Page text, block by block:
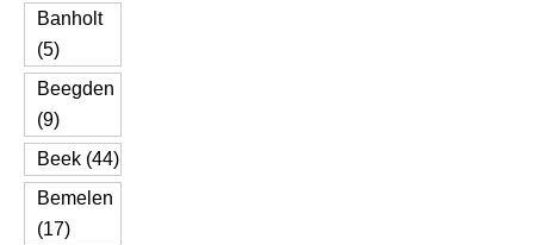
Banholt
(5)
Beegden
(9)
Beek (44)
Bemelen
(17)